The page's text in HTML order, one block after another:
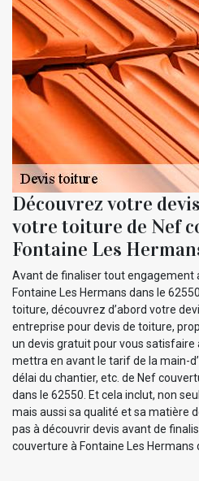
Découvrez votre
votre toiture de Nef
Fontaine Les
Avant de finaliser tout engagement
Fontaine Les Hermans dans le
toiture, découvrez d’abord votre
entreprise pour devis de toiture,
un devis gratuit pour vous
mettra en avant le tarif de la main-
délai du chantier, etc. de Nef
dans le 62550. Et cela inclut, non
mais aussi sa qualité et sa matière
pas à découvrir devis avant de
couverture à Fontaine Les Hermans